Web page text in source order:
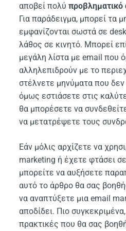
αποβεί πολύπροβληματικό
Για παράδειγμα, μπορεί τα
εμφανίζονται σωστά σε
λάθος σε κινητό. Μπορεί
μεγάλη λίστα με email που
αλληλεπιδρούν με το
στέλνετε μηνύματα που δεν
όμως εστιάσετε στις
θα μπορέσετε να
να μετατρέψετε τους
Εάν μόλις αρχίζετε να
marketing ή έχετε φτάσει
μπορείτε να αυξήσετε
αυτό το άρθρο θα σας
να αναπτύξετε μια email
αποδίδει. Πιο
πρακτικές που θα σας